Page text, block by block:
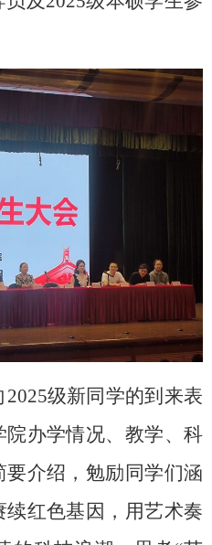
2025级新同学的到来表
院办学情况、教学、科
要介绍 ，勉励同学们涵
红色基因，用艺术奏